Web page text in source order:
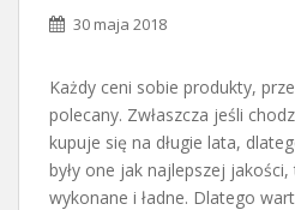
30 maja 2018
Każdy ceni sobie produkty,
polecany. Zwłaszcza jeśli
kupuje się na długie lata,
były one jak najlepszej jakości,
wykonane i ładne. Dlatego